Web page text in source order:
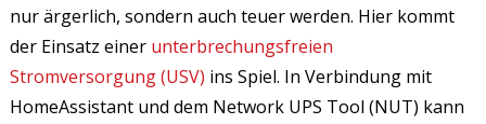
nur ärgerlich, sondern auch teuer werden. Hier kommt
der Einsatz einer unterbrechungsfreien
Stromversorgung (USV) ins Spiel. In Verbindung mit
HomeAssistant und dem Network UPS Tool (NUT) kann